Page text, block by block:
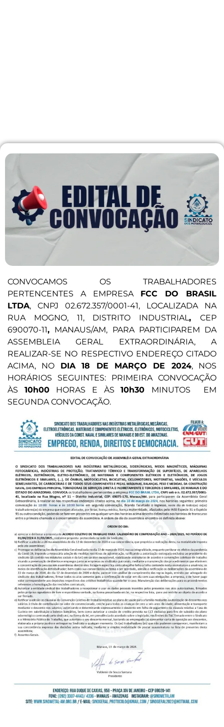
CONVOCAMOS OS TRABALHADORES
PERTENCENTES A EMPRESA FCC DO BRASIL
LTDA, CNPJ 02.672.357/0001-41, LOCALIZADA NA
RUA MOGNO, 11, DISTRITO INDUSTRIAL,CEP
690070-11, MANAUS/AM, PARA PARTICIPAREM DA
ASSEMBLEIA GERAL EXTRAORDINÁRIA, A
REALIZAR-SE NO RESPECTIVO ENDEREÇO CITADO
ACIMA, NO DIA 18 DE MARÇO DE 2024, NOS
HORÁRIOS SEGUINTES: PRIMEIRA CONVOCAÇÃO
ÀS 10h00HORAS E ÀS10h30 MINUTOS EM
SEGUNDA CONVOCAÇÃO.